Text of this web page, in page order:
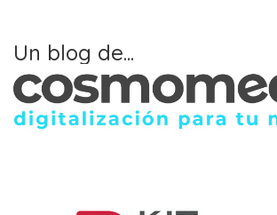
Un blog de...